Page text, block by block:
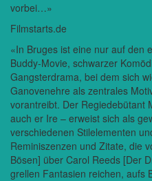
vorbei…»
Filmstarts.de
«In Bruges ist eine nur auf den
Buddy-Movie, schwarzer
Gangsterdrama, bei dem sich
Ganovenehre als zentrales
vorantreibt. Der Regiedebütant
auch er Ire – erweist sich als
verschiedenen Stilelementen
Reminiszenzen und Zitate, die
Bösen] über Carol Reeds [Der
grellen Fantasien reichen, aufs